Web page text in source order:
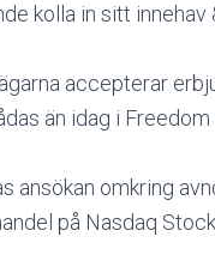
kolla in sitt
accepterar
än idag i
ansökan omkring
på Nasdaq